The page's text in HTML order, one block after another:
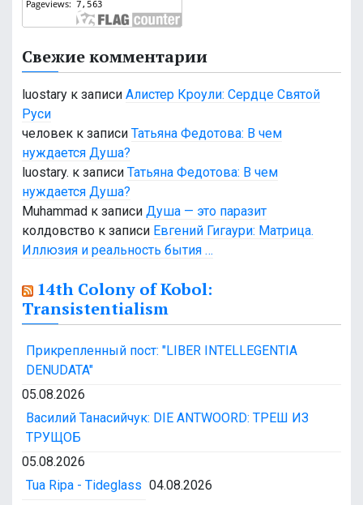
Свежие комментарии
luostary к записи Алистер Кроули: Сердце Святой
Руси
человек к записи Татьяна Федотова: В чем
нуждается Душа?
luostary. к записи Татьяна Федотова: В чем
нуждается Душа?
Muhammad к записи Душа — это паразит
колдовство к записи Евгений Гигаури: Матрица.
Иллюзия и реальность бытия …
14th Colony of Kobol:
Transistentialism
Прикрепленный пост: "LIBER INTELLEGENTIA
DENUDATA"
05.08.2026
Василий Танасийчук: DIE ANTWOORD: ТРЕШ ИЗ
ТРУЩОБ
05.08.2026
Tua Ripa - Tideglass 04.08.2026